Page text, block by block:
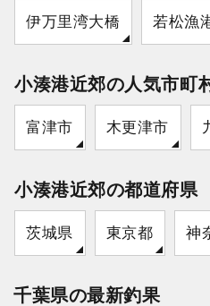
伊万里湾大橋 若松漁
小湊港近郊の人気市町
富津市 木更津市
小湊港近郊の都道府県
茨城県 東京都 神
千葉県の最新釣果